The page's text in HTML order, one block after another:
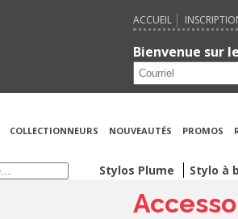
ACCUEIL
Bienvenue sur
COLLECTIONNEURS NOUVEAUTÉS PROMOS
Stylos Plume Stylo à